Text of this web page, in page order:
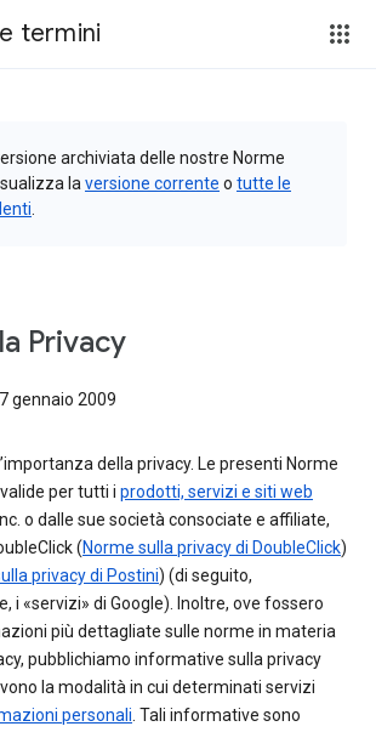
termini
archiviata delle nostre Norme
la versione corrente o tutte le
Privacy
gennaio 2009
della privacy. Le presenti Norme
per tutti i prodotti, servizi e siti web
o dalle sue società consociate e affiliate,
(Norme sulla privacy di DoubleClick)
privacy di Postini) (di seguito,
i «servizi» di Google). Inoltre, ove fossero
più dettagliate sulle norme in materia
pubblichiamo informative sulla privacy
la modalità in cui determinati servizi
personali . Tali informative sono